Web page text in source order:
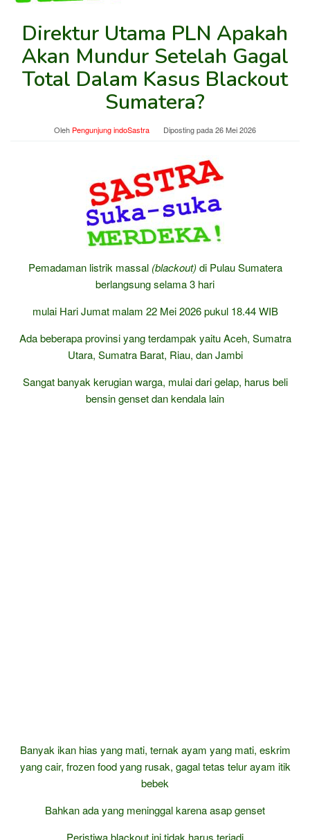
Direktur Utama PLN Apakah
Akan Mundur Setelah Gagal
Total Dalam Kasus Blackout
Sumatera?
Oleh Pengunjung indoSastra Diposting pada26 Mei 2026
Pemadaman listrik massal (blackout) di Pulau Sumatera
berlangsung selama 3 hari
mulai Hari Jumat malam 22 Mei 2026 pukul 18.44 WIB
Ada beberapa provinsi yang terdampak yaitu Aceh, Sumatra
Utara, Sumatra Barat, Riau, dan Jambi
Sangat banyak kerugian warga, mulai dari gelap, harus beli
bensin genset dan kendala lain
Banyak ikan hias yang mati, ternak ayam yang mati, eskrim
yang cair, frozen food yang rusak, gagal tetas telur ayam itik
bebek
Bahkan ada yang meninggal karena asap genset
Peristiwa blackout ini tidak harus terjadi